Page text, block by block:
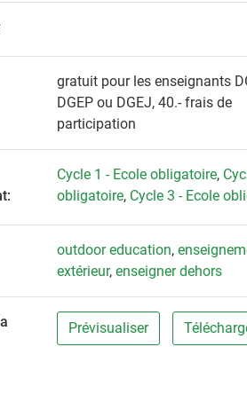
gratuit pour les enseignants
DGEP ou DGEJ, 40.- frais de
participation
Cycle 1 - Ecole obligatoire,
obligatoire, Cycle 3 - Ecole
outdoor education,
extérieur, enseigner dehors
Prévisualiser